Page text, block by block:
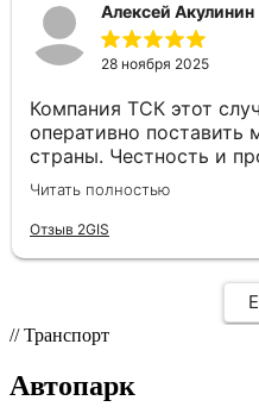
надежные партнеры😊
Алексей Акулинин
28 ноября 2025
Компания ТСК этот
оперативно
страны. Честность и
Евгения располагает к
сотрудничеству.
как надёжного
Читать полностью
Отзыв 2GIS
// Транспорт
Автопарк